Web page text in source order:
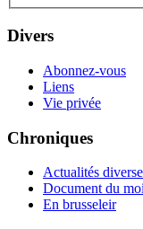
Divers
Abonnez-vous
Liens
Vie privée
Chroniques
Actualités
Document du
En brusseleir